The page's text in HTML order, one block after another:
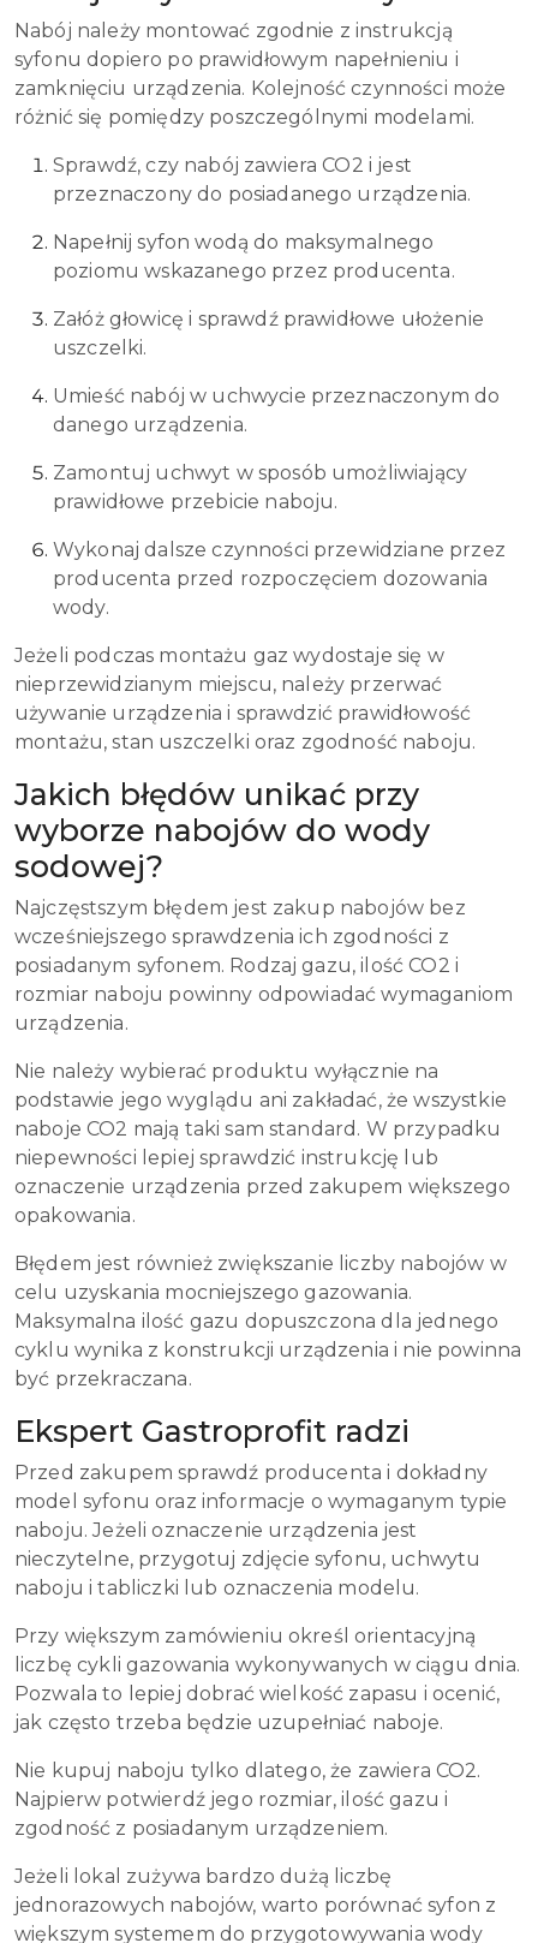
Nabój należy montować zgodnie z instrukcją
syfonu dopiero po prawidłowym napełnieniu i
zamknięciu urządzenia. Kolejność czynności może
różnić się pomiędzy poszczególnymi modelami.
Sprawdź, czy nabój zawiera CO2 i jest
przeznaczony do posiadanego urządzenia.
Napełnij syfon wodą do maksymalnego
poziomu wskazanego przez producenta.
Załóż głowicę i sprawdź prawidłowe ułożenie
uszczelki.
Umieść nabój w uchwycie przeznaczonym do
danego urządzenia.
Zamontuj uchwyt w sposób umożliwiający
prawidłowe przebicie naboju.
Wykonaj dalsze czynności przewidziane przez
producenta przed rozpoczęciem dozowania
wody.
Jeżeli podczas montażu gaz wydostaje się w
nieprzewidzianym miejscu, należy przerwać
używanie urządzenia i sprawdzić prawidłowość
montażu, stan uszczelki oraz zgodność naboju.
Jakich błędów unikać przy
wyborze nabojów do wody
sodowej?
Najczęstszym błędem jest zakup nabojów bez
wcześniejszego sprawdzenia ich zgodności z
posiadanym syfonem. Rodzaj gazu, ilość CO2 i
rozmiar naboju powinny odpowiadać wymaganiom
urządzenia.
Nie należy wybierać produktu wyłącznie na
podstawie jego wyglądu ani zakładać, że wszystkie
naboje CO2 mają taki sam standard. W przypadku
niepewności lepiej sprawdzić instrukcję lub
oznaczenie urządzenia przed zakupem większego
opakowania.
Błędem jest również zwiększanie liczby nabojów w
celu uzyskania mocniejszego gazowania.
Maksymalna ilość gazu dopuszczona dla jednego
cyklu wynika z konstrukcji urządzenia i nie powinna
być przekraczana.
Ekspert Gastroprofit radzi
Przed zakupem sprawdź producenta i dokładny
model syfonu oraz informacje o wymaganym typie
naboju. Jeżeli oznaczenie urządzenia jest
nieczytelne, przygotuj zdjęcie syfonu, uchwytu
naboju i tabliczki lub oznaczenia modelu.
Przy większym zamówieniu określ orientacyjną
liczbę cykli gazowania wykonywanych w ciągu dnia.
Pozwala to lepiej dobrać wielkość zapasu i ocenić,
jak często trzeba będzie uzupełniać naboje.
Nie kupuj naboju tylko dlatego, że zawiera CO2.
Najpierw potwierdź jego rozmiar, ilość gazu i
zgodność z posiadanym urządzeniem.
Jeżeli lokal zużywa bardzo dużą liczbę
jednorazowych nabojów, warto porównać syfon z
większym systemem do przygotowywania wody